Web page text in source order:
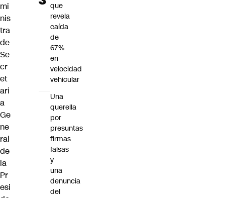
mi
nis
tra
de
Se
cr
et
ari
a
Ge
ne
ral
de
la
Pr
esi
que
revela
caída
de
67%
en
velocidad
vehicular
Una
querella
por
presuntas
firmas
falsas
y
una
denuncia
del